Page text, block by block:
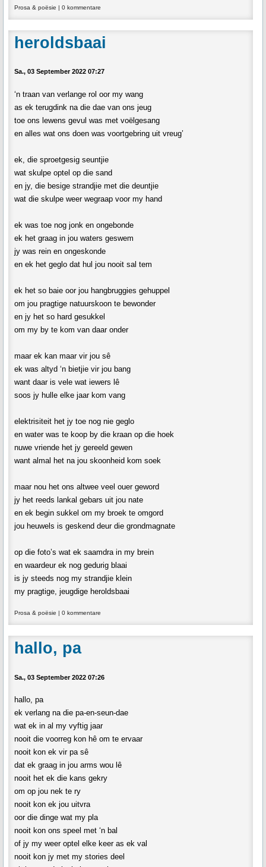
Prosa & poësie | 0 kommentare
heroldsbaai
Sa., 03 September 2022 07:27
‘n traan van verlange rol oor my wang
as ek terugdink na die dae van ons jeug
toe ons lewens gevul was met voëlgesang
en alles wat ons doen was voortgebring uit vreug’
ek, die sproetgesig seuntjie
wat skulpe optel op die sand
en jy, die besige strandjie met die deuntjie
wat die skulpe weer wegraap voor my hand
ek was toe nog jonk en ongebonde
ek het graag in jou waters geswem
jy was rein en ongeskonde
en ek het geglo dat hul jou nooit sal tem
ek het so baie oor jou hangbruggies gehuppel
om jou pragtige natuurskoon te bewonder
en jy het so hard gesukkel
om my by te kom van daar onder
maar ek kan maar vir jou sê
ek was altyd ‘n bietjie vir jou bang
want daar is vele wat iewers lê
soos jy hulle elke jaar kom vang
elektrisiteit het jy toe nog nie geglo
en water was te koop by die kraan op die hoek
nuwe vriende het jy gereeld gewen
want almal het na jou skoonheid kom soek
maar nou het ons altwee veel ouer geword
jy het reeds lankal gebars uit jou nate
en ek begin sukkel om my broek te omgord
jou heuwels is geskend deur die grondmagnate
op die foto’s wat ek saamdra in my brein
en waardeur ek nog gedurig blaai
is jy steeds nog my strandjie klein
my pragtige, jeugdige heroldsbaai
Prosa & poësie | 0 kommentare
hallo, pa
Sa., 03 September 2022 07:26
hallo, pa
ek verlang na die pa-en-seun-dae
wat ek in al my vyftig jaar
nooit die voorreg kon hê om te ervaar
nooit kon ek vir pa sê
dat ek graag in jou arms wou lê
nooit het ek die kans gekry
om op jou nek te ry
nooit kon ek jou uitvra
oor die dinge wat my pla
nooit kon ons speel met ‘n bal
of jy my weer optel elke keer as ek val
nooit kon jy met my stories deel